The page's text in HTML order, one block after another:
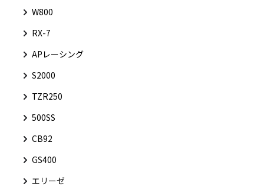
W800
RX-7
APレーシング
S2000
TZR250
500SS
CB92
GS400
エリーゼ